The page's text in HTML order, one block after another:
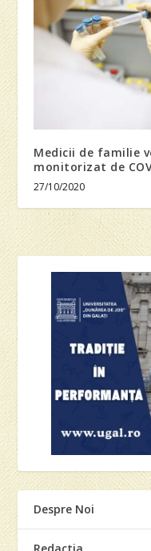
Medicii de familie
monitorizat de
27/10/2020
Despre Noi
Redactia